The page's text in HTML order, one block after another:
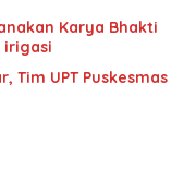
Karya Bhakti
irigasi
Tim UPT Puskesmas